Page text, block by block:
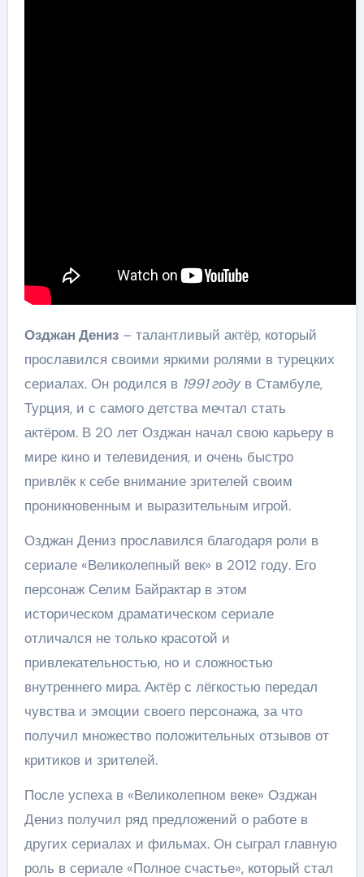
Озджан Дениз– талантливый актёр, который
прославился своими яркими ролями в турецких
сериалах. Он родился в 1991 годув Стамбуле,
Турция, и с самого детства мечтал стать
актёром. В 20 лет Озджан начал свою карьеру в
мире кино и телевидения, и очень быстро
привлёк к себе внимание зрителей своим
проникновенным и выразительным игрой.
Озджан Дениз прославился благодаря роли в
сериале «Великолепный век» в 2012 году. Его
персонаж Селим Байрактар в этом
историческом драматическом сериале
отличался не только красотой и
привлекательностью, но и сложностью
внутреннего мира. Актёр с лёгкостью передал
чувства и эмоции своего персонажа, за что
получил множество положительных отзывов от
критиков и зрителей.
После успеха в «Великолепном веке» Озджан
Дениз получил ряд предложений о работе в
других сериалах и фильмах. Он сыграл главную
роль в сериале «Полное счастье», который стал